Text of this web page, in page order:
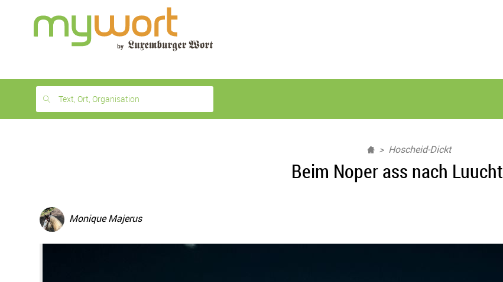
month
free
Text, Ort, Organisation
Hoscheid-Dickt
Beim Noper ass nach Luucht
Monique Majerus